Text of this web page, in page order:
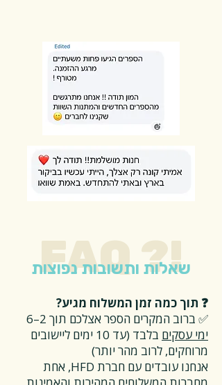
FAQ ?!
שאלות ותשובות נפוצות
❓ תוך כמה זמן המשלוח מגיע?
✅ ברוב המקרים הספר אצלכם תוך 2–6
ימי עסקים
בלבד (עד 10 ימים ליישובים
מרוחקים, לרוב מהר יותר)
אנחנו עובדים עם חברת HFD, אחת